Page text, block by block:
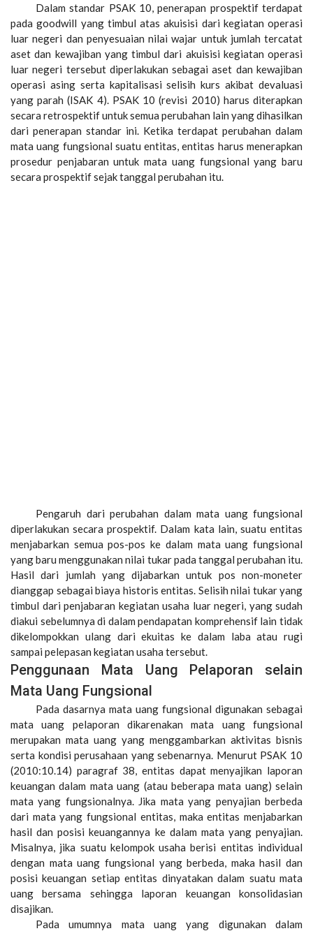
Dalam standar PSAK 10, penerapan prospektif terdapat
pada goodwill yang timbul atas akuisisi dari kegiatan operasi
luar negeri dan penyesuaian nilai wajar untuk jumlah tercatat
aset dan kewajiban yang timbul dari akuisisi kegiatan operasi
luar negeri tersebut diperlakukan sebagai aset dan kewajiban
operasi asing serta kapitalisasi selisih kurs akibat devaluasi
yang parah (ISAK 4). PSAK 10 (revisi 2010) harus diterapkan
secara retrospektif untuk semua perubahan lain yang dihasilkan
dari penerapan standar ini. Ketika terdapat perubahan dalam
mata uang fungsional suatu entitas, entitas harus menerapkan
prosedur penjabaran untuk mata uang fungsional yang baru
secara prospektif sejak tanggal perubahan itu.
Pengaruh dari perubahan dalam mata uang fungsional
diperlakukan secara prospektif. Dalam kata lain, suatu entitas
menjabarkan semua pos-pos ke dalam mata uang fungsional
yang baru menggunakan nilai tukar pada tanggal perubahan itu.
Hasil dari jumlah yang dijabarkan untuk pos non-moneter
dianggap sebagai biaya historis entitas. Selisih nilai tukar yang
timbul dari penjabaran kegiatan usaha luar negeri, yang sudah
diakui sebelumnya di dalam pendapatan komprehensif lain tidak
dikelompokkan ulang dari ekuitas ke dalam laba atau rugi
sampai pelepasan kegiatan usaha tersebut.
Penggunaan Mata Uang Pelaporan selain
Mata Uang Fungsional
Pada dasarnya mata uang fungsional digunakan sebagai
mata uang pelaporan dikarenakan mata uang fungsional
merupakan mata uang yang menggambarkan aktivitas bisnis
serta kondisi perusahaan yang sebenarnya. Menurut PSAK 10
(2010:10.14) paragraf 38, entitas dapat menyajikan laporan
keuangan dalam mata uang (atau beberapa mata uang) selain
mata yang fungsionalnya. Jika mata yang penyajian berbeda
dari mata yang fungsional entitas, maka entitas menjabarkan
hasil dan posisi keuangannya ke dalam mata yang penyajian.
Misalnya, jika suatu kelompok usaha berisi entitas individual
dengan mata uang fungsional yang berbeda, maka hasil dan
posisi keuangan setiap entitas dinyatakan dalam suatu mata
uang bersama sehingga laporan keuangan konsolidasian
disajikan.
Pada umumnya mata uang yang digunakan dalam